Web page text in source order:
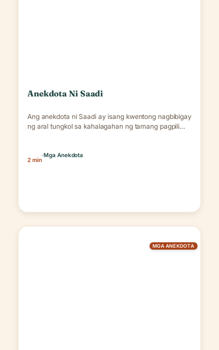
Anekdota Ni Saadi
Ang anekdota ni Saadi ay isang kwentong nagbibigay
ng aral tungkol sa kahalagahan ng tamang pagpili…
2 min
·Mga Anekdota
MGA ANEKDOTA